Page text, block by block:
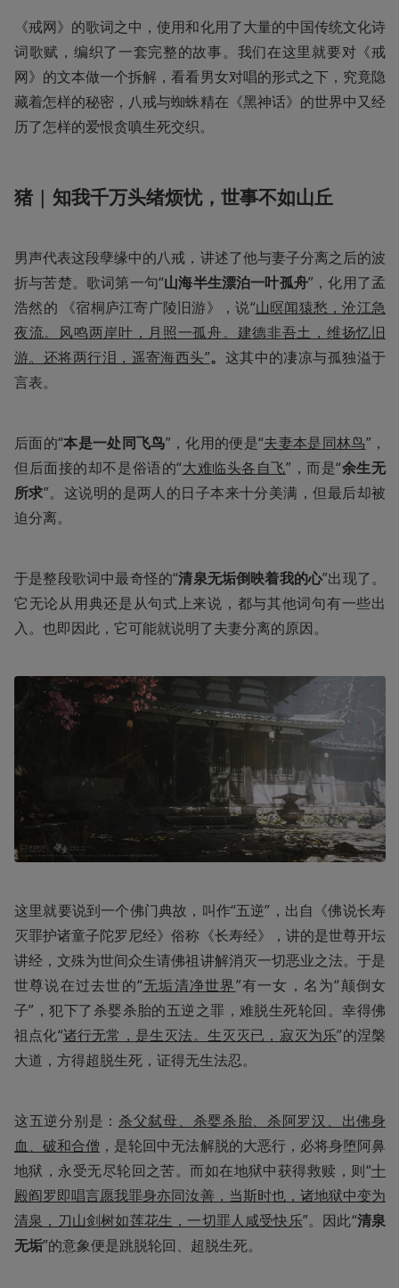
《戒网》的歌词之中，使用和化用了大量的中国传统文化诗
词歌赋，编织了一套完整的故事。我们在这里就要对《戒
网》的文本做一个拆解，看看男女对唱的形式之下，究竟隐
藏着怎样的秘密，八戒与蜘蛛精在《黑神话》的世界中又经
历了怎样的爱恨贪嗔生死交织。
猪 | 知我千万头绪烦忧，世事不如山丘
男声代表这段孽缘中的八戒，讲述了他与妻子分离之后的波
折与苦楚。歌词第一句“山海半生漂泊一叶孤舟”，化用了孟
浩然的 《宿桐庐江寄广陵旧游》，说“山暝闻猿愁，沧江急
夜流。风鸣两岸叶，月照一孤舟。建德非吾土，维扬忆旧
游。还将两行泪，遥寄海西头”。 这其中的凄凉与孤独溢于
言表。
后面的“本是一处同飞鸟”，化用的便是“夫妻本是同林鸟”，
但后面接的却不是俗语的“大难临头各自飞”，而是“余生无
所求”。这说明的是两人的日子本来十分美满，但最后却被
迫分离。
于是整段歌词中最奇怪的“清泉无垢倒映着我的心”出现了。
它无论从用典还是从句式上来说，都与其他词句有一些出
入。也即因此，它可能就说明了夫妻分离的原因。
这里就要说到一个佛门典故，叫作“五逆”，出自《佛说长寿
灭罪护诸童子陀罗尼经》俗称《长寿经》，讲的是世尊开坛
讲经，文殊为世间众生请佛祖讲解消灭一切恶业之法。于是
世尊说在过去世的“无垢清净世界”有一女，名为“颠倒女
子”，犯下了杀婴杀胎的五逆之罪，难脱生死轮回。幸得佛
祖点化“诸行无常，是生灭法。生灭灭已，寂灭为乐”的涅槃
大道，方得超脱生死，证得无生法忍。
这五逆分别是： 杀父弑母、杀婴杀胎、杀阿罗汉、出佛身
血、破和合僧 ，是轮回中无法解脱的大恶行，必将身堕阿鼻
地狱，永受无尽轮回之苦。而如在地狱中获得救赎，则“十
殿阎罗即唱言愿我罪身亦同汝善，当斯时也，诸地狱中变为
清泉，刀山剑树如莲花生，一切罪人咸受快乐”。因此“清泉
无垢”的意象便是跳脱轮回、超脱生死。